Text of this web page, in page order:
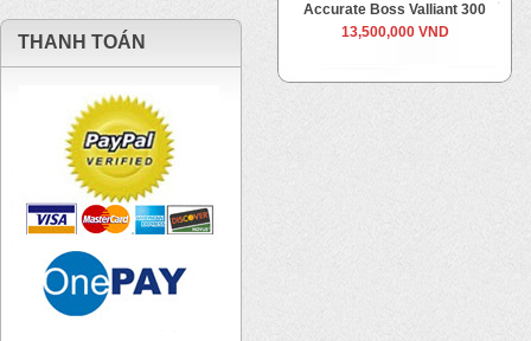
THANH TOÁN
Accurate Boss Valliant 300
13,500,000 VND